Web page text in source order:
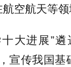
空航天等领
大进展”
宣传我国